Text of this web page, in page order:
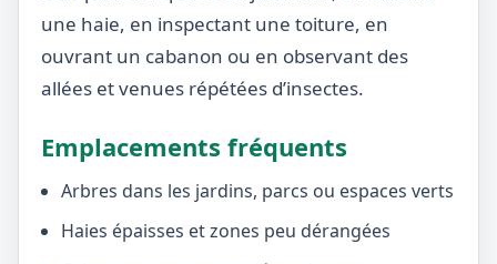
une haie, en inspectant une toiture, en
ouvrant un cabanon ou en observant des
allées et venues répétées d’insectes.
Emplacements fréquents
Arbres dans les jardins, parcs ou espaces verts
Haies épaisses et zones peu dérangées